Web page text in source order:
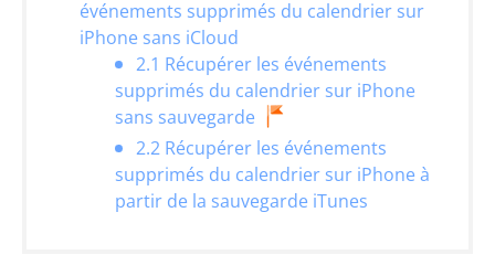
événements supprimés du calendrier sur
iPhone sans iCloud
2.1 Récupérer les événements
supprimés du calendrier sur iPhone
sans sauvegarde
2.2 Récupérer les événements
supprimés du calendrier sur iPhone à
partir de la sauvegarde iTunes